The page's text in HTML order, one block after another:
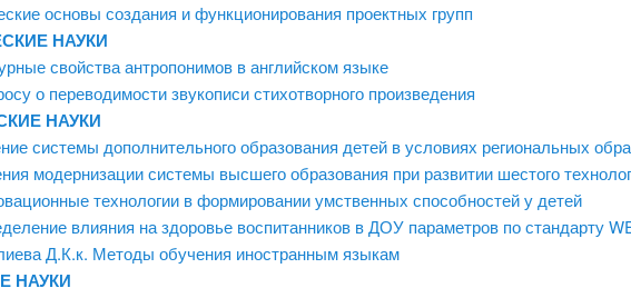
основы создания и функционирования проектных групп
НАУКИ
свойства антропонимов в английском языке
о переводимости звукописи стихотворного произведения
НАУКИ
системы дополнительного образования детей в условиях региональных
модернизации системы высшего образования при развитии шестого
технологии в формировании умственных способностей у детей
влияния на здоровье воспитанников в ДОУ параметров по стандарту
Д.К.к. Методы обучения иностранным языкам
НАУКИ